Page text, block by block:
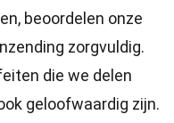
beoordelen onze
zorgvuldig.
die we delen
geloofwaardig zijn.